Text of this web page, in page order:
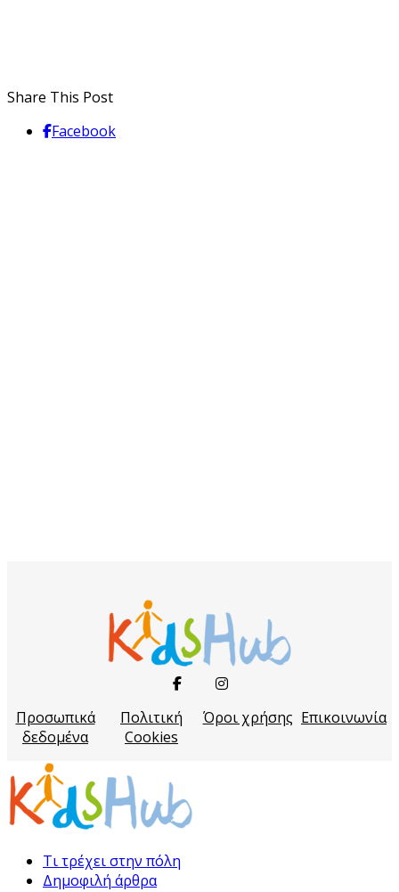
Share This Post
Facebook
Προσωπικά
δεδομένα
Πολιτική
Cookies
Όροι χρήσης Επικοινωνία
Τι τρέχει στην πόλη
Δημοφιλή άρθρα